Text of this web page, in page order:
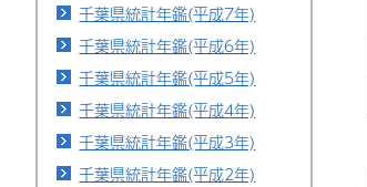
千葉県統計年鑑(平成7年)
千葉県統計年鑑(平成6年)
千葉県統計年鑑(平成5年)
千葉県統計年鑑(平成4年)
千葉県統計年鑑(平成3年)
千葉県統計年鑑(平成2年)